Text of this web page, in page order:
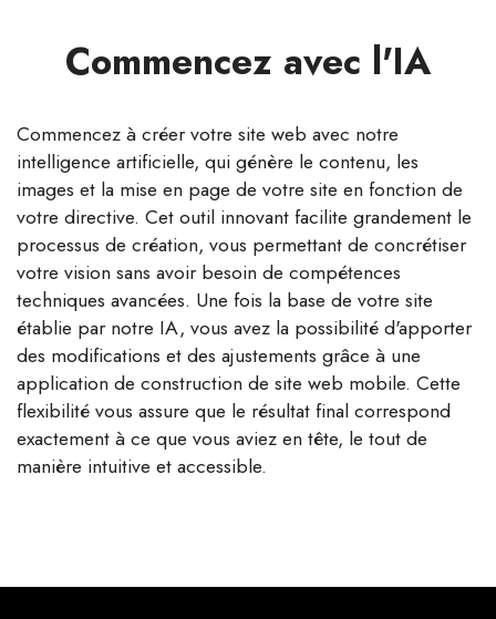
Commencez avec l'IA
Commencez à créer votre site web avec notre
intelligence artificielle, qui génère le contenu, les
images et la mise en page de votre site en fonction de
votre directive. Cet outil innovant facilite grandement le
processus de création, vous permettant de concrétiser
votre vision sans avoir besoin de compétences
techniques avancées. Une fois la base de votre site
établie par notre IA, vous avez la possibilité d'apporter
des modifications et des ajustements grâce à une
application de construction de site web mobile. Cette
flexibilité vous assure que le résultat final correspond
exactement à ce que vous aviez en tête, le tout de
manière intuitive et accessible.